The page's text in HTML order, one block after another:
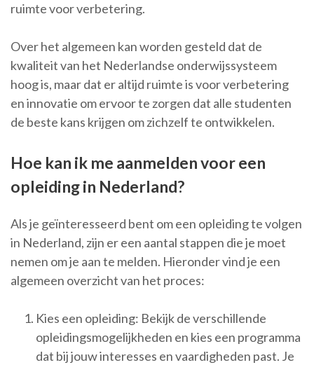
ruimte voor verbetering.
Over het algemeen kan worden gesteld dat de
kwaliteit van het Nederlandse onderwijssysteem
hoog is, maar dat er altijd ruimte is voor verbetering
en innovatie om ervoor te zorgen dat alle studenten
de beste kans krijgen om zichzelf te ontwikkelen.
Hoe kan ik me aanmelden voor een
opleiding in Nederland?
Als je geïnteresseerd bent om een opleiding te volgen
in Nederland, zijn er een aantal stappen die je moet
nemen om je aan te melden. Hieronder vind je een
algemeen overzicht van het proces:
Kies een opleiding: Bekijk de verschillende
opleidingsmogelijkheden en kies een programma
dat bij jouw interesses en vaardigheden past. Je